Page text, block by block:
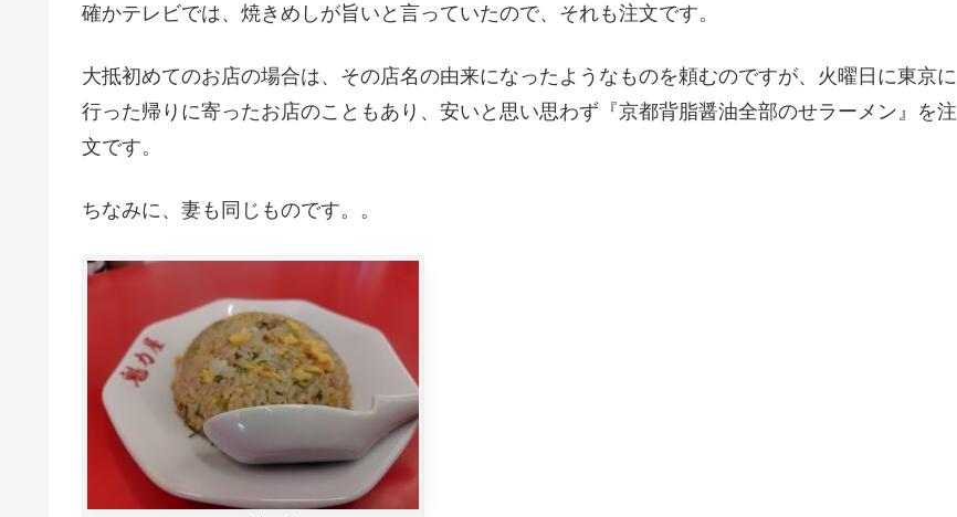
確かテレビでは、焼きめしが旨いと言っていたので、それも注文です。
大抵初めてのお店の場合は、その店名の由来になったようなものを頼むのですが、火曜日に東京に
行った帰りに寄ったお店のこともあり、安いと思い思わず『京都背脂醤油全部のせラーメン』を注
文です。
ちなみに、妻も同じものです。。